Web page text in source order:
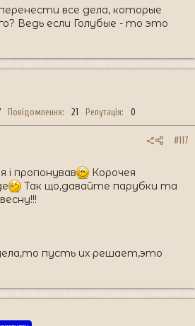
все дела, которые
Ведь если Голубые - то это
Повідомлення 21 Репутація 0
#117
і пропонував
Корочея
Так що,давайте парубки та
пусть их решает,это